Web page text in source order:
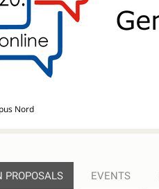
Nord
PROPOSALS EVENTS